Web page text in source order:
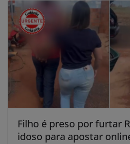
Filho é preso por furtar
idoso para apostar